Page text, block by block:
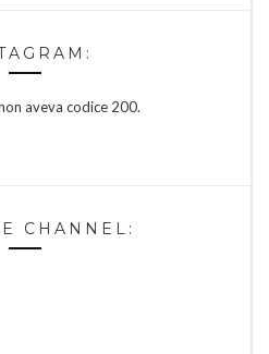
aveva codice 200.
CHANNEL: